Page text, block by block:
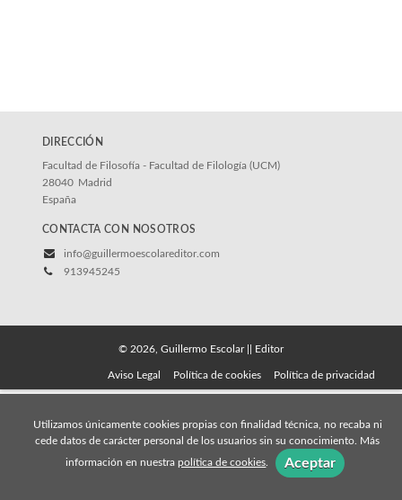
DIRECCIÓN
Facultad de Filosofía - Facultad de Filología (UCM)
28040 Madrid
España
CONTACTA CON NOSOTROS
info@guillermoescolareditor.com
913945245
© 2026, Guillermo Escolar || Editor
Aviso Legal Política de cookies Política de privacidad
Utilizamos únicamente cookies propias con finalidad técnica, no recaba ni
cede datos de carácter personal de los usuarios sin su conocimiento. Más
información en nuestrapolítica de cookies Aceptar